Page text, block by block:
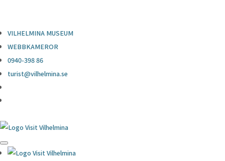
VILHELMINA MUSEUM
WEBBKAMEROR
0940-398 86
turist@vilhelmina.se